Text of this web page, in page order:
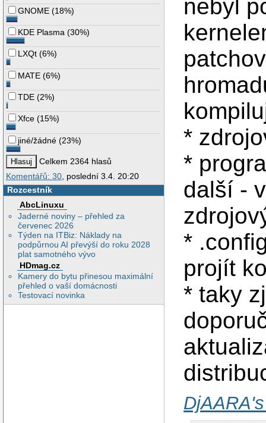
GNOME (18%)
KDE Plasma (30%)
LXQt (6%)
MATE (6%)
TDE (2%)
Xfce (15%)
jiné/žádné (23%)
Celkem 2364 hlasů
Komentářů: 30, poslední 3.4. 20:20
Rozcestník
AbcLinuxu
Jaderné noviny – přehled za
červenec 2026
Týden na ITBiz: Náklady na
podpůrnou AI převýší do roku 2028
plat samotného vývo
HDmag.cz
Kamery do bytu přinesou maximální
přehled o vaší domácnosti
Testovací novinka
nebyl
*
*
další -
*
projít
* taky